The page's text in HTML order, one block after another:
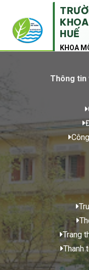
HUẾ
KHOA
Thông tin
Trang
Thanh